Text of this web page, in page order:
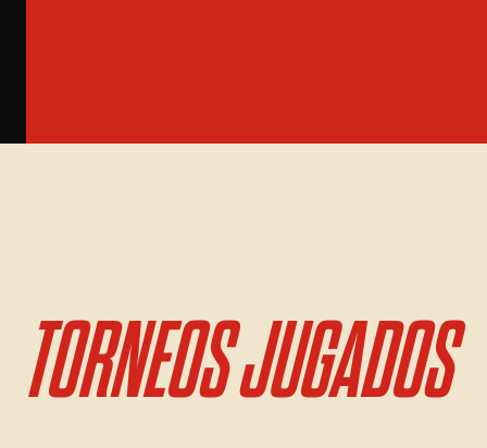
TORNEOS JUGADOS